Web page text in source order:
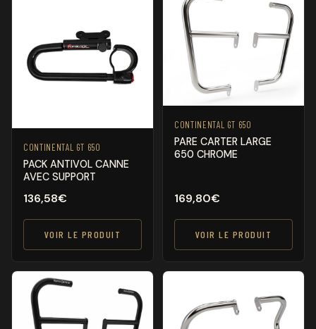
CONTINENTAL GT 650
PACK ANTIVOL CANNE
AVEC SUPPORT
136,58€
VOIR LE PRODUIT
CONTINENTAL GT 650
PARE CARTER LARGE
650 CHROME
169,80€
VOIR LE PRODUIT